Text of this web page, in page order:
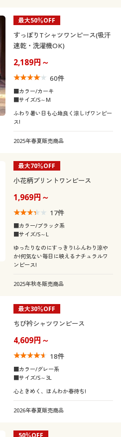
最大50％OFF
すっぽりTシャツワンピース(吸汗
速乾・洗濯機OK)
2,189円～
60件
■カラー/カーキ
■サイズ/S～M
ふわり暑い日も心地良く涼しげワンピー
ス!
2025年春夏販売商品
最大70％OFF
小花柄プリントワンピース
1,969円～
17件
■カラー/ブラック系
■サイズ/S～L
ゆったりなのにすっきり!ふんわり涼や
か!何気ない毎日に映えるナチュラルワ
ンピース!
2025年秋冬販売商品
最大30％OFF
ちび衿シャツワンピース
4,609円～
18件
■カラー/グレー系
■サイズ/S～3L
心ときめく、ほんわか春待ち!
2026年春夏販売商品
50％OFF